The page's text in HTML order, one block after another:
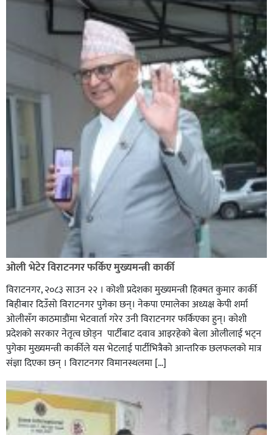
ओली भेटेर विराटनगर फर्किए मुख्यमन्त्री कार्की
विराटनगर, २०८३ साउन २२ । कोशी प्रदेशका मुख्यमन्त्री हिक्मत कुमार कार्की
बिहीबार दिउँसो विराटनगर पुगेका छन्। नेकपा एमालेका अध्यक्ष केपी शर्मा
ओलीसँग काठमाडौंमा भेटवार्ता गरेर उनी विराटनगर फर्किएका हुन्। काेशी
प्रदेशकाे सरकार नेतृत्व छाेड्न पार्टीबाट दवाव आइरहेकाे बेला ओलीलाई भट्न
पुगेका मुख्यमन्त्री कार्कीले यस भेटलाई पार्टीभित्रैको आन्तरिक छलफलकाे मात्र
संज्ञा दिएका छन् । विराटनगर विमानस्थलमा […]